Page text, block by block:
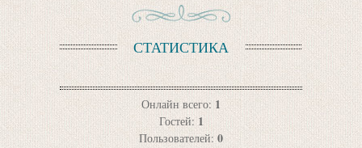
СТАТИСТИКА
Онлайн всего: 1
Гостей: 1
Пользователей: 0